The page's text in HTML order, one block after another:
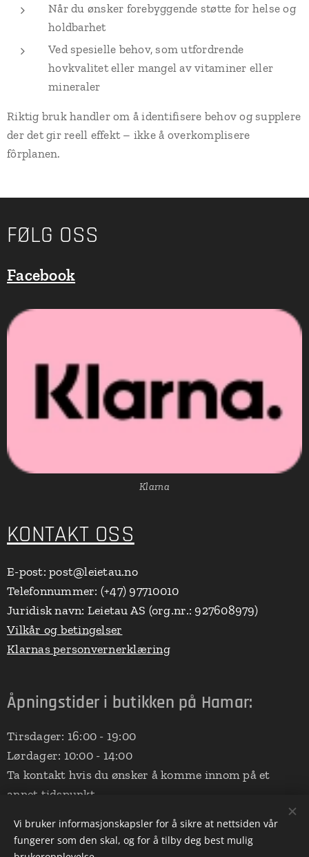
Når du ønsker forebyggende støtte for helse og
holdbarhet
Ved spesielle behov, som utfordrende
hovkvalitet eller mangel av vitaminer eller
mineraler
Riktig bruk handler om å identifisere behov og supplere
der det gir reell effekt – ikke å overkomplisere
fôrplanen.
FØLG OSS
Facebook
Klarna
KONTAKT OSS
E-post: post@leietau.no
Telefonnummer: (+47) 97710010
Juridisk navn: Leietau AS (org.nr.: 927608979)
Vilkår og betingelser
Klarnas personvernerklæring
Åpningstider i butikken på Hamar:
Tirsdager: 16:00 - 19:00
Lørdager: 10:00 - 14:00
Ta kontakt hvis du ønsker å komme innom på et
annet tidspunkt.
Adressen er:
Sankt Mikaels veg 283
Vi bruker informasjonskapsler for å sikre at nettsiden vår
fungerer som den skal, og for å tilby deg best mulig